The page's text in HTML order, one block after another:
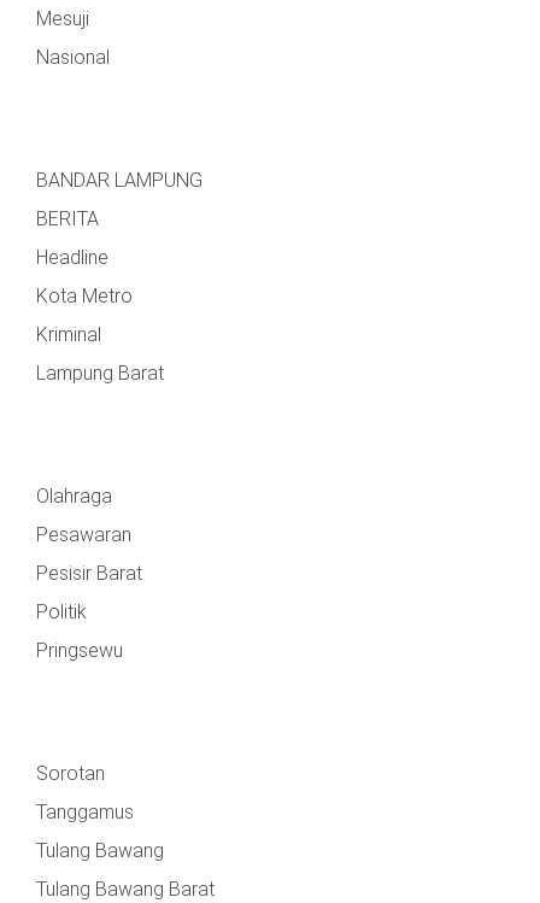
Mesuji
Nasional
BANDAR LAMPUNG
BERITA
Headline
Kota Metro
Kriminal
Lampung Barat
Olahraga
Pesawaran
Pesisir Barat
Politik
Pringsewu
Sorotan
Tanggamus
Tulang Bawang
Tulang Bawang Barat